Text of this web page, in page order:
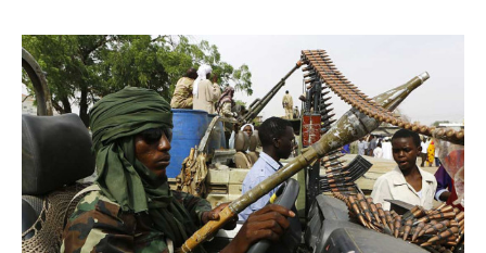
xüsusilə cəmiyyətlərdə ateizmin yayılması, inqilabların gətirdiyi
xaos və postsovet məkanındakı kəskin hərbi-siyasi böhranlar
fonunda yenidən diqqət çəkir. Müəllif sanki əsrlər sonra baş
verəcək geosiyasi qırılmaların, müasir regional münaqişələrin
gedişatını və milli kimlik qarşıdurmalarını əvvəlcədən təhlil edir,
bu mürəkkəb proseslərin hansı nöqtəyə varacağını öz baxış
bucağından təxmin edirdi.